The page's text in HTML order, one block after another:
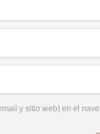
y sitio web) en el